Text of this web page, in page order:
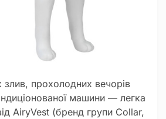
злив, прохолодних вечорів
машини — легка
AiryVest (бренд групи Collar,